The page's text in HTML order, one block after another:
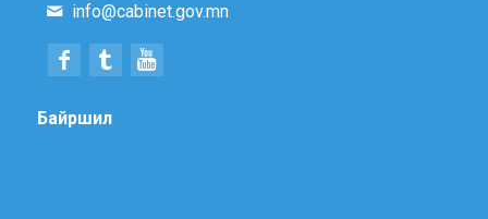
info@cabinet.gov.mn
Байршил